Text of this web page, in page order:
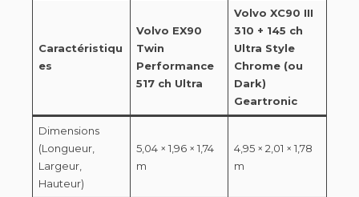
Caractéristiqu
es
Volvo EX90
Twin
Performance
517 ch Ultra
Volvo XC90 III
310 + 145 ch
Ultra Style
Chrome (ou
Dark)
Geartronic
Dimensions
(Longueur,
Largeur,
Hauteur)
5,04 × 1,96 × 1,74
m
4,95 × 2,01 × 1,78
m